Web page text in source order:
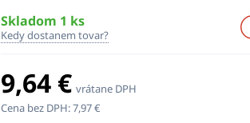
Skladom 1 ks
Kedy dostanem tovar?
9,64 € vrátane DPH
Cena bez DPH:7,97 €